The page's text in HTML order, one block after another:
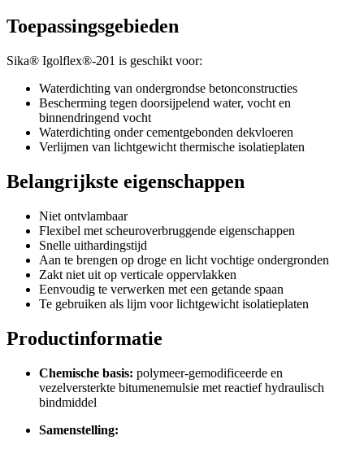
Toepassingsgebieden
Sika® Igolflex®-201 is geschikt voor:
Waterdichting van ondergrondse betonconstructies
Bescherming tegen doorsijpelend water, vocht en
binnendringend vocht
Waterdichting onder cementgebonden dekvloeren
Verlijmen van lichtgewicht thermische isolatieplaten
Belangrijkste eigenschappen
Niet ontvlambaar
Flexibel met scheuroverbruggende eigenschappen
Snelle uithardingstijd
Aan te brengen op droge en licht vochtige ondergronden
Zakt niet uit op verticale oppervlakken
Eenvoudig te verwerken met een getande spaan
Te gebruiken als lijm voor lichtgewicht isolatieplaten
Productinformatie
Chemische basis: polymeer-gemodificeerde en
vezelversterkte bitumenemulsie met reactief hydraulisch
bindmiddel
Samenstelling: